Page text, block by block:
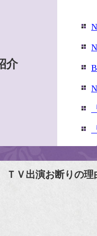
介
ＴＶ出演お断りの理